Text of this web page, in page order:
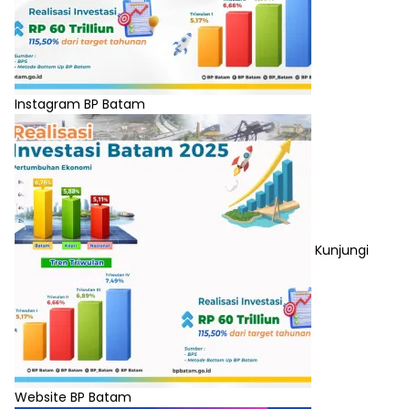
Instagram BP Batam
Kunjungi
Website BP Batam